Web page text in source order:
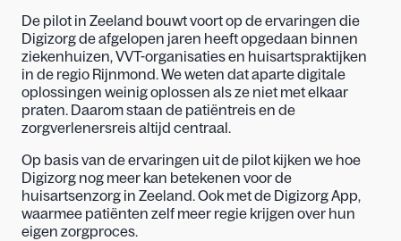
De pilot in Zeeland bouwt voort op de ervaringen die
Digizorg de afgelopen jaren heeft opgedaan binnen
ziekenhuizen, VVT-organisaties en huisartspraktijken
in de regio Rijnmond. We weten dat aparte digitale
oplossingen weinig oplossen als ze niet met elkaar
praten. Daarom staan de patiëntreis en de
zorgverlenersreis altijd centraal.
Op basis van de ervaringen uit de pilot kijken we hoe
Digizorg nog meer kan betekenen voor de
huisartsenzorg in Zeeland. Ook met de Digizorg App,
waarmee patiënten zelf meer regie krijgen over hun
eigen zorgproces.